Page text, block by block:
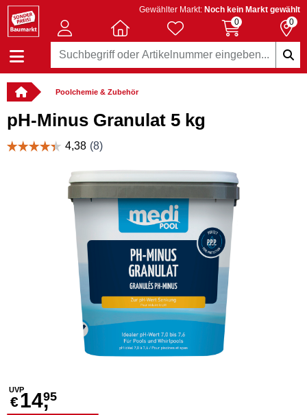
Gewählter Markt: Noch kein Markt gewählt
0
0
Poolchemie & Zubehör
pH-Minus Granulat 5 kg
UVP
€14,95